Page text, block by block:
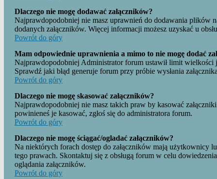
Dlaczego nie mogę dodawać załączników?
Najprawdopodobniej nie masz uprawnień do dodawania plików
dodanych załączników. Więcej informacji możesz uzyskać u
Powrót do góry
Mam odpowiednie uprawnienia a mimo to nie mogę dodać
Najprawdopodobniej Administrator forum ustawił limit wielkości
Sprawdź jaki błąd generuje forum przy próbie wysłania
Powrót do góry
Dlaczego nie mogę skasować załączników?
Najprawdopodobniej nie masz takich praw by kasować
powinieneś je kasować, zgłoś się do administratora forum.
Powrót do góry
Dlaczego nie mogę ściągać/ogladać załączników?
Na niektórych forach dostęp do załączników mają użytkownicy
tego prawach. Skontaktuj się z obsługą forum w celu
oglądania załączników.
Powrót do góry